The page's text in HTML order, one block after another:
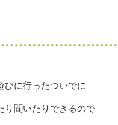
びに行ったついでに
り聞いたりできるので